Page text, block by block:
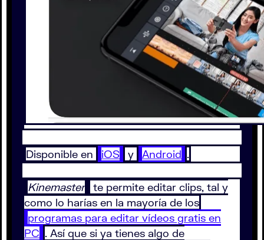
Disponible en iOS y Android .
Kinemaster
te permite editar clips, tal y
como lo harías en la mayoría de los
programas para editar vídeos gratis en
PC . Así que si ya tienes algo de